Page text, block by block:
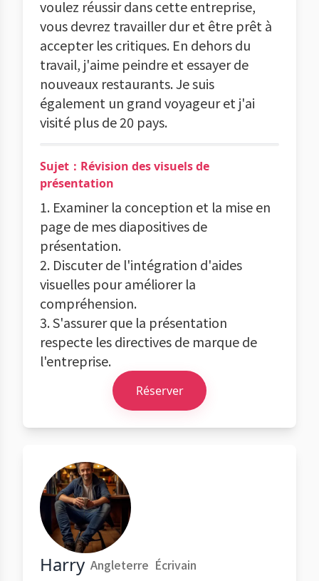
voulez réussir dans cette entreprise,
vous devrez travailler dur et être prêt à
accepter les critiques. En dehors du
travail, j'aime peindre et essayer de
nouveaux restaurants. Je suis
également un grand voyageur et j'ai
visité plus de 20 pays.
Sujet：Révision des visuels de
présentation
1. Examiner la conception et la mise en
page de mes diapositives de
présentation.
2. Discuter de l'intégration d'aides
visuelles pour améliorer la
compréhension.
3. S'assurer que la présentation
respecte les directives de marque de
l'entreprise.
Réserver
Harry Angleterre Écrivain